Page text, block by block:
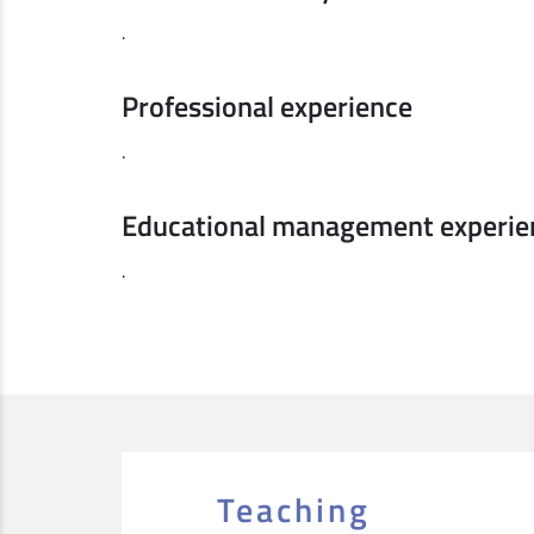
.
Professional experience
.
Educational management
.
Teaching